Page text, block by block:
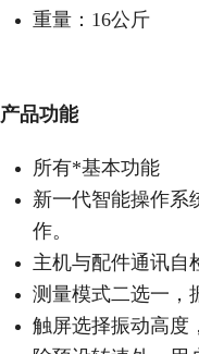
重量：16公斤
产品功能
所有*基本功能
新一代智能操作系
作。
主机与配件通讯自
测量模式二选一，
触屏选择振动高度